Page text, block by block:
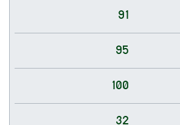
91
95
100
32